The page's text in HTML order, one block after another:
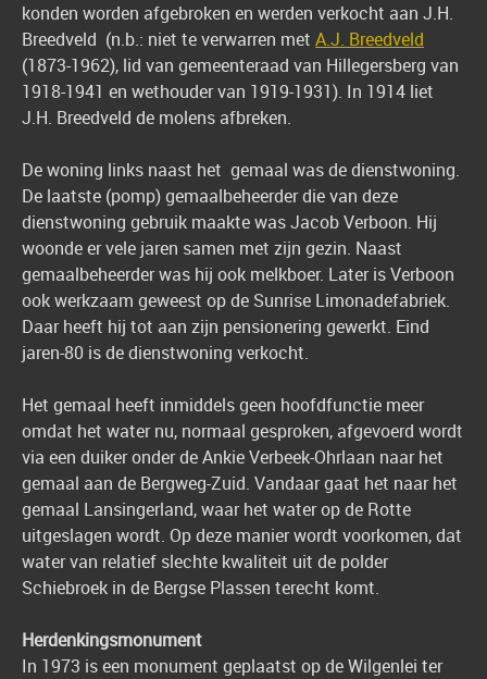
konden worden afgebroken en werden verkocht aan J.H.
Breedveld (n.b.: niet te verwarren met A.J. Breedveld
(1873-1962), lid van gemeenteraad van Hillegersberg van
1918-1941 en wethouder van 1919-1931). In 1914 liet
J.H. Breedveld de molens afbreken.
De woning links naast het gemaal was de dienstwoning.
De laatste (pomp) gemaalbeheerder die van deze
dienstwoning gebruik maakte was Jacob Verboon. Hij
woonde er vele jaren samen met zijn gezin. Naast
gemaalbeheerder was hij ook melkboer. Later is Verboon
ook werkzaam geweest op de Sunrise Limonadefabriek.
Daar heeft hij tot aan zijn pensionering gewerkt. Eind
jaren-80 is de dienstwoning verkocht.
Het gemaal heeft inmiddels geen hoofdfunctie meer
omdat het water nu, normaal gesproken, afgevoerd wordt
via een duiker onder de Ankie Verbeek-Ohrlaan naar het
gemaal aan de Bergweg-Zuid. Vandaar gaat het naar het
gemaal Lansingerland, waar het water op de Rotte
uitgeslagen wordt. Op deze manier wordt voorkomen, dat
water van relatief slechte kwaliteit uit de polder
Schiebroek in de Bergse Plassen terecht komt.
Herdenkingsmonument
In 1973 is een monument geplaatst op de Wilgenlei ter